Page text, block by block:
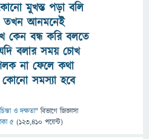
মুখস্ত পড়া বলি
তখন আনমনেই
কেন বন্ধ করি বলতে
বলার সময় চোখ
না ফেলে কথা
কোনো সমস্যা হবে
চিন্তা ও দক্ষতা" বিভাগে জিজ্ঞাসা
৫ (123,410 পয়েন্ট)